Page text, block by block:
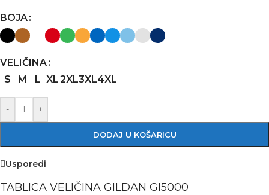
BOJA
VELIČINA
S
M L XL2XL3XL4XL
- +
DODAJ U KOŠARICU
Usporedi
TABLICA VELIČINA GILDAN GI5000